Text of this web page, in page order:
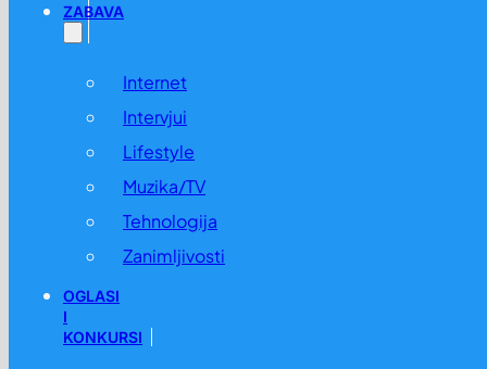
ZABAVA
Internet
Intervjui
Lifestyle
Muzika/TV
Tehnologija
Zanimljivosti
OGLASI
I
KONKURSI